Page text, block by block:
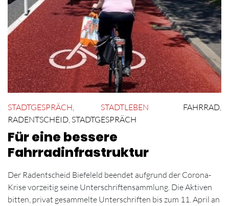
STADTGESPRÄCH, STADTLEBEN FAHRRAD,
RADENTSCHEID,STADTGESPRÄCH
Für eine bessere
Fahrradinfrastruktur
Der Radentscheid Biefeleld beendet aufgrund der Corona-
Krise vorzeitig seine Unterschriftensammlung. Die Aktiven
bitten, privat gesammelte Unterschriften bis zum 11. April an